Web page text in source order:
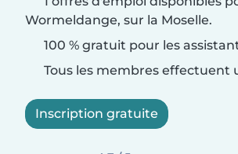
Wormeldange, sur la Moselle.
100 % gratuit pour les
Tous les membres
Inscription gratuite